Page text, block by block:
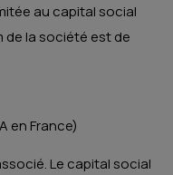
au capital social
de la société est de
en France)
Le capital social